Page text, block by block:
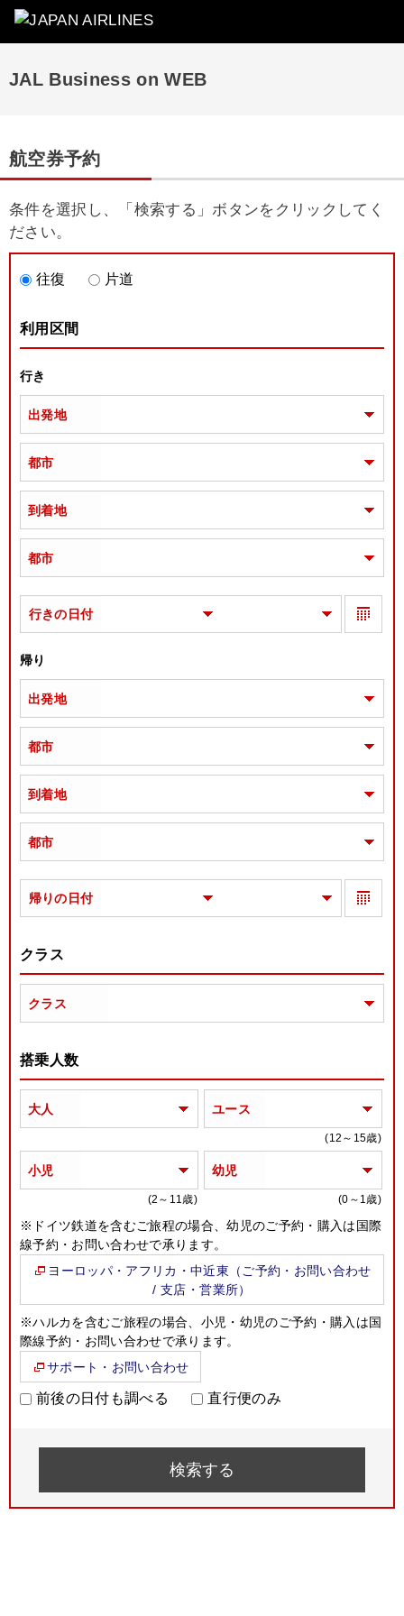
JAL Business on WEB
航空券予約
条件を選択し、「検索する」ボタンをクリックしてく
ださい。
往復 片道
利用区間
行き
出発地
都市
到着地
都市
行きの日付
帰り
出発地
都市
到着地
都市
帰りの日付
クラス
クラス
搭乗人数
大人 ユース
(12～15歳)
小児
(2～11歳)
幼児
(0～1歳)
※ドイツ鉄道を含むご旅程の場合、幼児のご予約・購入は国際
線予約・お問い合わせで承ります。
ヨーロッパ・アフリカ・中近東（ご予約・お問い合わせ
/ 支店・営業所）
※ハルカを含むご旅程の場合、小児・幼児のご予約・購入は国
際線予約・お問い合わせで承ります。
サポート・お問い合わせ
前後の日付も調べる 直行便のみ